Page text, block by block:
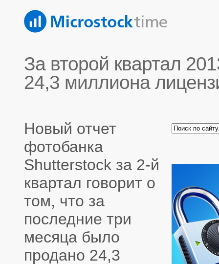
За второй квартал
24,3 миллиона
Новый отчет
фотобанка
Shutterstock за 2-й
квартал говорит о
том, что за
последние три
месяца было
продано 24,3